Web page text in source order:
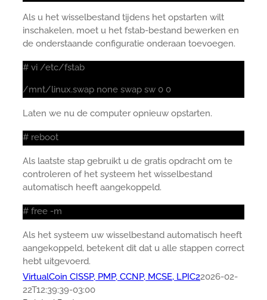
Als u het wisselbestand tijdens het opstarten wilt
inschakelen, moet u het fstab-bestand bewerken en
de onderstaande configuratie onderaan toevoegen.
# vi /etc/fstab
/mnt/linux.swap none swap sw 0 0
Laten we nu de computer opnieuw opstarten.
# reboot
Als laatste stap gebruikt u de gratis opdracht om te
controleren of het systeem het wisselbestand
automatisch heeft aangekoppeld.
# free -m
Als het systeem uw wisselbestand automatisch heeft
aangekoppeld, betekent dit dat u alle stappen correct
hebt uitgevoerd.
VirtualCoin CISSP, PMP, CCNP, MCSE, LPIC22026-02-
22T12:39:39-03:00